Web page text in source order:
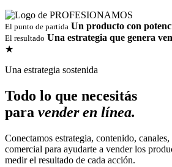
El punto de partida Un producto con
El resultado Una estrategia que genera
★
Una estrategia sostenida
Todo lo que necesitás
para vender en línea.
Conectamos estrategia, contenido,
comercial para ayudarte a vender los
medir el resultado de cada acción.